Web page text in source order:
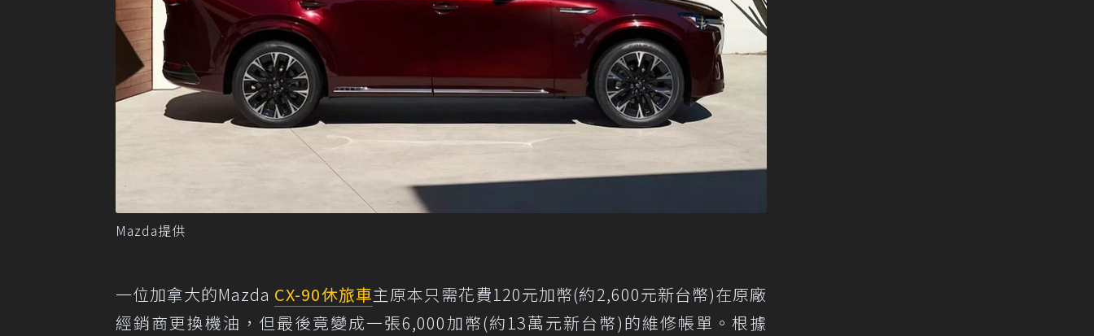
Mazda提供
一位加拿大的Mazda CX-90休旅車主原本只需花費120元加幣(約2,600元新台幣)在原廠
經銷商更換機油，但最後竟變成一張6,000加幣(約13萬元新台幣)的維修帳單。根據